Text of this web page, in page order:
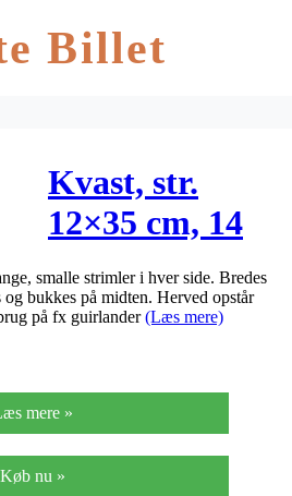
Billet
Kvast, str.
12×35 cm, 14
g, hvid, 12stk.
smalle strimler i hver side. Bredes
og bukkes på midten. Herved opstår
på fx guirlander(Læs mere)
mere »
Køb nu »